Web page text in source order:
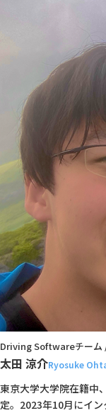
Driving Softwareチーム
太田 涼介Ryosuke
東京大学大学院在籍中
定。2023年10月にイ